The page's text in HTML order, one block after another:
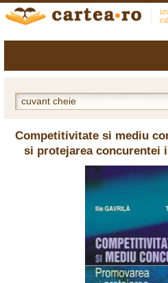
Competitivitate si mediu
si protejarea concurentei